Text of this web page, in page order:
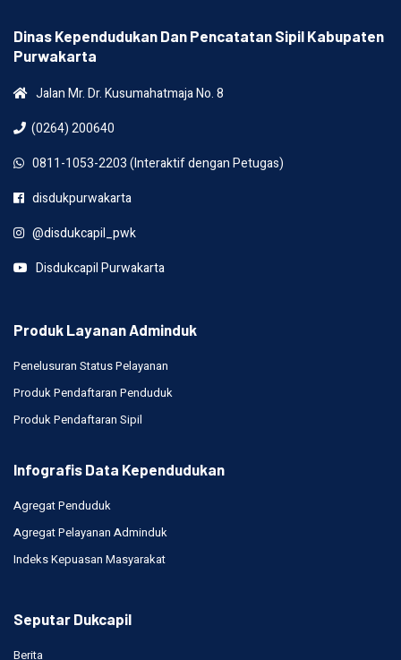
Dinas Kependudukan Dan Pencatatan Sipil Kabupaten
Purwakarta
Jalan Mr. Dr. Kusumahatmaja No. 8
(0264) 200640
0811-1053-2203 (Interaktif dengan Petugas)
disdukpurwakarta
@disdukcapil_pwk
Disdukcapil Purwakarta
Produk Layanan Adminduk
Penelusuran Status Pelayanan
Produk Pendaftaran Penduduk
Produk Pendaftaran Sipil
Infografis Data Kependudukan
Agregat Penduduk
Agregat Pelayanan Adminduk
Indeks Kepuasan Masyarakat
Seputar Dukcapil
Berita